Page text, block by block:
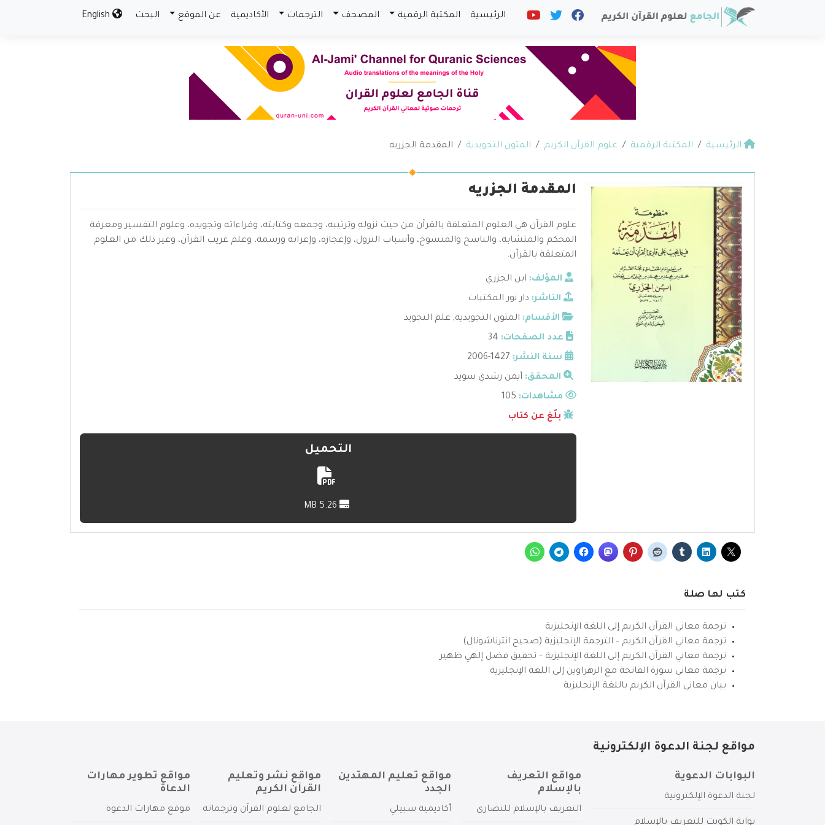
الرئيسية المكتبة الرقمية المصحف الترجمات الأكاديمية عن الموقع البحث
الرئيسية المكتبة الرقمية علوم القرآن الكريم المتون التجويدية المقدمة الجزريه
المقدمة الجزريه
علوم القرآن هي العلوم المتعلقة بالقرآن من حيث نزوله وترتيبه، وجمعه وكتابته، وقراءاته وتجويده، وعلوم التفسير ومعرفة
المحكم والمتشابه، والناسخ والمنسوخ، وأسباب النزول، وإعجازه، وإعرابه ورسمه، وعلم غريب القرآن، وغير ذلك من العلوم
المتعلقة بالقرآن.
المؤلف: ابن الجزري
الناشر: دار نور المكتبات
الأقسام: المتون التجويدية, علم التجويد
عدد الصفحات: 34
سنة النشر: 1427-2006
المحقق: أيمن رشدي سويد
مشاهدات:
بلّغ عن كتاب
التحميل
كتب لها صلة
ترجمة معاني القرآن الكريم إلى اللغة الإنجليزية
ترجمة معاني القرآن الكريم – الترجمة الإنجليزية (صحيح انترناشونال)
ترجمة معاني القرآن الكريم إلى اللغة الإنجليزية – تحقيق فضل إلهي ظهير
ترجمة معاني سورة الفاتحة مع الزهراوين إلى اللغة الإنجليزية
بيان معاني القرآن الكريم باللغة الإنجليزية
مواقع لجنة الدعوة الإلكترونية
البوابات الدعوية
لجنة الدعوة الإلكترونية
بوابة الكويت للتعريف بالإسلام
مواقع التعريف
بالإسلام
التعريف بالإسلام للنصارى
مواقع تعليم المهتدين
الجدد
أكاديمية سبيلي
مواقع نشر وتعليم
القرآن الكريم
الجامع لعلوم القرآن وترجماته
مواقع تطوير مهارات
الدعاة
موقع مهارات الدعوة